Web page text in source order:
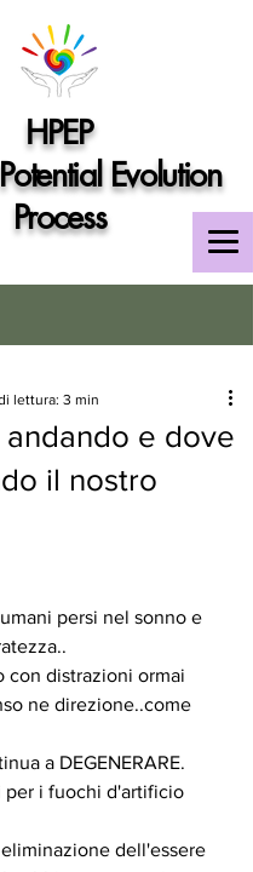
HPEP
Evolution
Process
andando e dove
il nostro
lettura: 3 min
persi nel sonno e
con distrazioni ormai
ne direzione..come
a DEGENERARE.
per i fuochi d'artificio
dell'essere